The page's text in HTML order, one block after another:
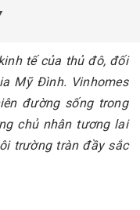
tế của thủ đô, đối
Mỹ Đình. Vinhomes
đường sống trong
chủ nhân tương lai
trường tràn đầy sắc